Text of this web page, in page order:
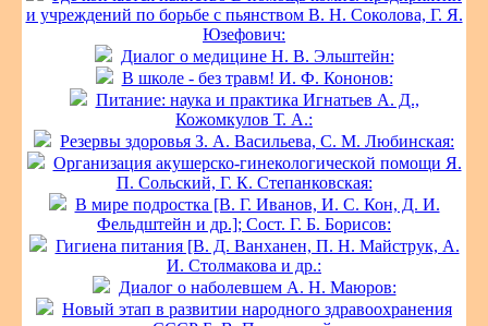
и учреждений по борьбе с пьянством В. Н. Соколова, Г. Я.
Юзефович:
Диалог о медицине Н. В. Эльштейн:
В школе - без травм! И. Ф. Кононов:
Питание: наука и практика Игнатьев А. Д.,
Кожомкулов Т. А.:
Резервы здоровья З. А. Васильева, С. М. Любинская:
Организация акушерско-гинекологической помощи Я.
П. Сольский, Г. К. Степанковская:
В мире подростка [В. Г. Иванов, И. С. Кон, Д. И.
Фельдштейн и др.]; Сост. Г. Б. Борисов:
Гигиена питания [В. Д. Ванханен, П. Н. Майструк, А.
И. Столмакова и др.:
Диалог о наболевшем А. Н. Маюров:
Новый этап в развитии народного здравоохранения